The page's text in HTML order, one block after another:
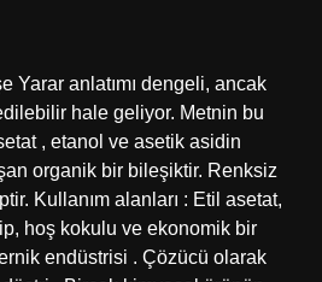
Yarar anlatımı dengeli, ancak
hale geliyor. Metnin bu
, etanol ve asetik asidin
organik bir bileşiktir. Renksiz
Kullanım alanları : Etil asetat,
hoş kokulu ve ekonomik bir
endüstrisi . Çözücü olarak